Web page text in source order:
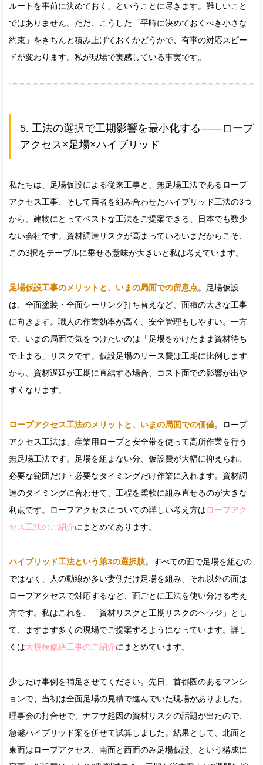
ルートを事前に決めておく、ということに尽きます。難しいこと
ではありません。ただ、こうした「平時に決めておくべき小さな
約束」をきちんと積み上げておくかどうかで、有事の対応スピー
ドが変わります。私が現場で実感している事実です。
5. 工法の選択で工期影響を最小化する——ロープ
アクセス×足場×ハイブリッド
私たちは、足場仮設による従来工事と、無足場工法であるロープ
アクセス工事、そして両者を組み合わせたハイブリッド工法の3つ
から、建物にとってベストな工法をご提案できる、日本でも数少
ない会社です。資材調達リスクが高まっているいまだからこそ、
この3択をテーブルに乗せる意味が大きいと私は考えています。
足場仮設工事のメリットと、いまの局面での留意点。足場仮設
は、全面塗装・全面シーリング打ち替えなど、面積の大きな工事
に向きます。職人の作業効率が高く、安全管理もしやすい。一方
で、いまの局面で気をつけたいのは「足場をかけたまま資材待ち
で止まる」リスクです。仮設足場のリース費は工期に比例します
から、資材遅延が工期に直結する場合、コスト面での影響が出や
すくなります。
ロープアクセス工法のメリットと、いまの局面での価値。ロープ
アクセス工法は、産業用ロープと安全帯を使って高所作業を行う
無足場工法です。足場を組まない分、仮設費が大幅に抑えられ、
必要な範囲だけ・必要なタイミングだけ作業に入れます。資材調
達のタイミングに合わせて、工程を柔軟に組み直せるのが大きな
利点です。ロープアクセスについての詳しい考え方はロープアク
セス工法のご紹介にまとめてあります。
ハイブリッド工法という第3の選択肢。すべての面で足場を組むの
ではなく、人の動線が多い妻側だけ足場を組み、それ以外の面は
ロープアクセスで対応するなど、面ごとに工法を使い分ける考え
方です。私はこれを、「資材リスクと工期リスクのヘッジ」とし
て、ますます多くの現場でご提案するようになっています。詳し
くは大規模修繕工事のご紹介にまとめています。
少しだけ事例を補足させてください。先日、首都圏のあるマンシ
ョンで、当初は全面足場の見積で進んでいた現場がありました。
理事会の打合せで、ナフサ起因の資材リスクの話題が出たので、
急遽ハイブリッド案を併せて試算しました。結果として、北面と
東面はロープアクセス、南面と西面のみ足場仮設、という構成に